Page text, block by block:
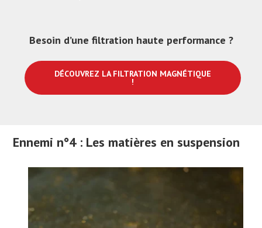
Besoin d’une filtration haute performance ?
DÉCOUVREZ LA FILTRATION MAGNÉTIQUE
!
Ennemi n°4 : Les matières en suspension